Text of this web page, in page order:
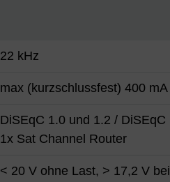
22 kHz
max (kurzschlussfest) 400 mA
DiSEqC 1.0 und 1.2 / DiSEqC
1x Sat Channel Router
< 20 V ohne Last, > 17,2 V bei